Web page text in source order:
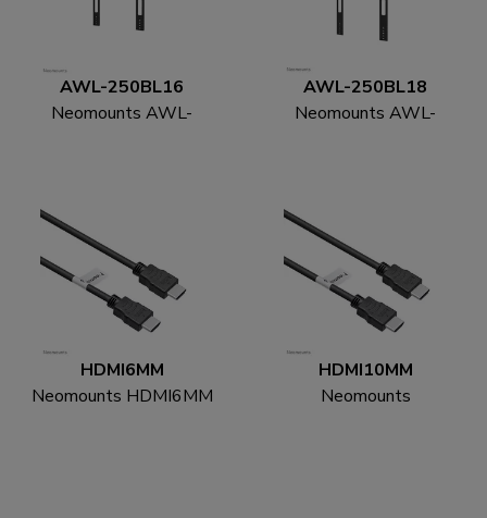
AWL-250BL16
Neomounts AWL-
AWL-250BL18
Neomounts AWL-
HDMI6MM
Neomounts HDMI6MM
HDMI10MM
Neomounts